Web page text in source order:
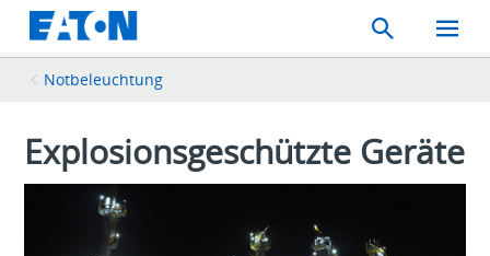
Search
Toggle
Mobile
Notbeleuchtung
Explosionsgeschützte Geräte